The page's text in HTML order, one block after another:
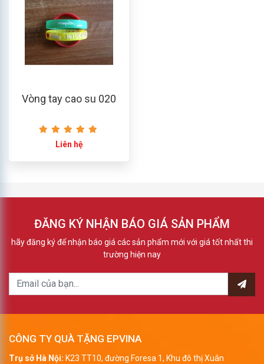
Vòng tay cao su 020
Liên hệ
ĐĂNG KÝ NHẬN BÁO GIÁ SẢN PHẨM
hãy đăng ký để nhận báo giá các sản phẩm mới với giá tốt nhất thi
trường hiện nay
CÔNG TY QUÀ TẶNG EPVINA
Trụ sở Hà Nội: K23 TT10, đường Foresa 1, Khu đô thị Xuân